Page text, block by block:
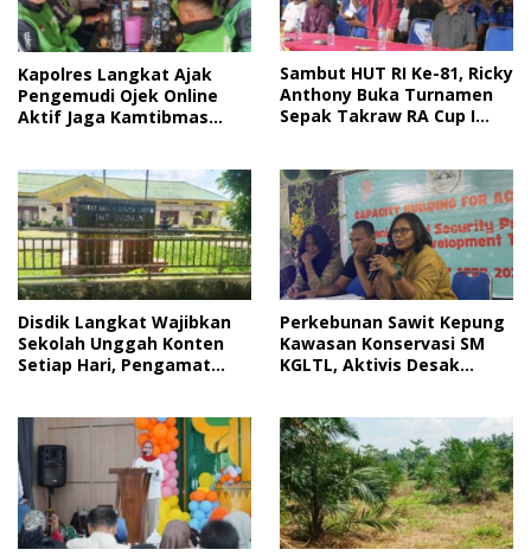
Kapolres Langkat Ajak
Pengemudi Ojek Online
Aktif Jaga Kamtibmas
Sambut HUT RI Ke-81, Ricky
Anthony Buka Turnamen
Sepak Takraw RA Cup I
Disdik Langkat Wajibkan
Sekolah Unggah Konten
Setiap Hari, Pengamat
Perkebunan Sawit Kepung
Kawasan Konservasi SM
KGLTL, Aktivis Desak